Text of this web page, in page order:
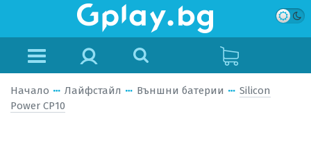
Начало Лайфстайл Външни батерии
Silicon
Power CP10